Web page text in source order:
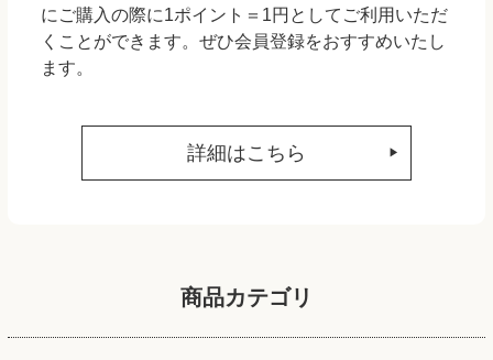
にご購入の際に1ポイント＝1円としてご利用いただ
くことができます。ぜひ会員登録をおすすめいたし
ます。
詳細はこちら
商品カテゴリ